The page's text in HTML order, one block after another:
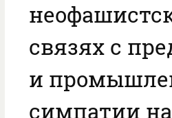
связях с
и
симпатии